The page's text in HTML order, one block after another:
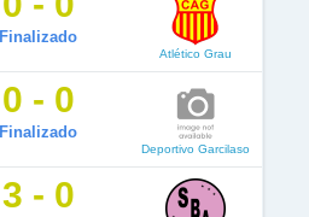
Finalizado
Atlético Grau
0 - 0
Finalizado
Deportivo Garcilaso
3 - 0